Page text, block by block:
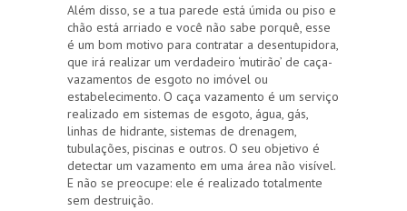
Além disso, se a tua parede está úmida ou piso e
chão está arriado e você não sabe porquê, esse
é um bom motivo para contratar a desentupidora,
que irá realizar um verdadeiro ‘mutirão’ de caça-
vazamentos de esgoto no imóvel ou
estabelecimento. O caça vazamento é um serviço
realizado em sistemas de esgoto, água, gás,
linhas de hidrante, sistemas de drenagem,
tubulações, piscinas e outros. O seu objetivo é
detectar um vazamento em uma área não visível.
E não se preocupe: ele é realizado totalmente
sem destruição.